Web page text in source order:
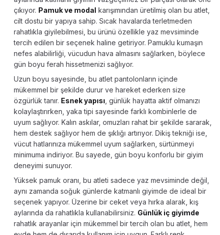
çıkıyor. Pamuk ve modal karışımından üretilmiş olan bu atlet,
cilt dostu bir yapıya sahip. Sıcak havalarda terletmeden
rahatlıkla giyilebilmesi, bu ürünü özellikle yaz mevsiminde
tercih edilen bir seçenek haline getiriyor. Pamuklu kumaşın
nefes alabilirliği, vücudun hava almasını sağlarken, böylece
gün boyu ferah hissetmenizi sağlıyor.
Uzun boyu sayesinde, bu atlet pantolonların içinde
mükemmel bir şekilde durur ve hareket ederken size
özgürlük tanır. Esnek yapısı , günlük hayatta aktif olmanızı
kolaylaştırırken, yaka tipi sayesinde farklı kombinlerle de
uyum sağlıyor. Kalın askılar, omuzları rahat bir şekilde sararak,
hem destek sağlıyor hem de şıklığı artırıyor. Dikiş tekniği ise,
vücut hatlarınıza mükemmel uyum sağlarken, sürtünmeyi
minimuma indiriyor. Bu sayede, gün boyu konforlu bir giyim
deneyimi sunuyor.
Yüksek pamuk oranı, bu atleti sadece yaz mevsiminde değil,
aynı zamanda soğuk günlerde katmanlı giyimde de ideal bir
seçenek yapıyor. Üzerine bir ceket veya hırka alarak, kış
aylarında da rahatlıkla kullanabilirsiniz. Günlük iç giyimde
rahatlık arayanlar için mükemmel bir tercih olan bu atlet, hem